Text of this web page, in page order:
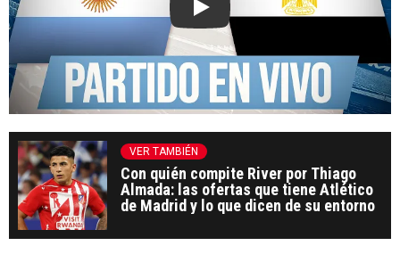
Play
VER TAMBIÉN
Con quién compite River por Thiago
Almada: las ofertas que tiene Atlético
de Madrid y lo que dicen de su entorno